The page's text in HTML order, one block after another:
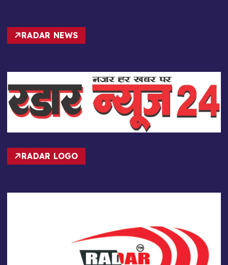
RADAR NEWS
RADAR LOGO